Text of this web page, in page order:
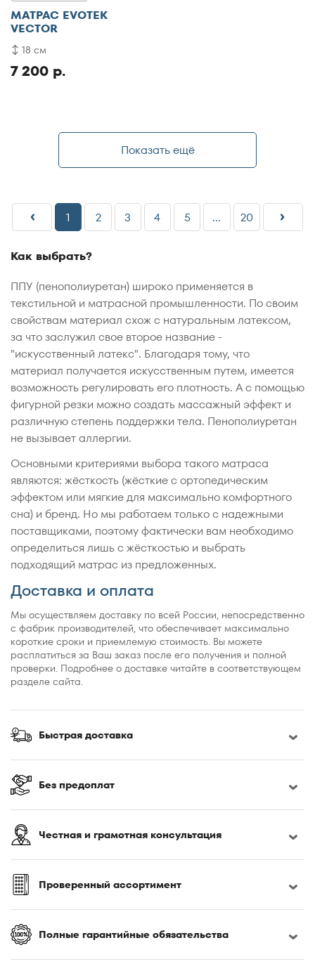
МАТРАС EVOTEK
VECTOR
7 200 р.
18 см
Показать ещё
1 2 3 4 5 ... 20
Как выбрать?
ППУ (пенополиуретан) широко применяется в
текстильной и матрасной промышленности. По своим
свойствам материал схож с натуральным латексом,
за что заслужил свое второе название -
"искусственный латекс". Благодаря тому, что
материал получается искусственным путем, имеется
возможность регулировать его плотность. А с помощью
фигурной резки можно создать массажный эффект и
различную степень поддержки тела. Пенополиуретан
не вызывает аллергии.
Основными критериями выбора такого матраса
являются: жёсткость (жёсткие с ортопедическим
эффектом или мягкие для максимально комфортного
сна) и бренд. Но мы работаем только с надежными
поставщиками, поэтому фактически вам необходимо
определиться лишь с жёсткостью и выбрать
подходящий матрас из предложенных.
Доставка и оплата
Мы осуществляем доставку по всей России, непосредственно
с фабрик производителей, что обеспечивает максимально
короткие сроки и приемлемую стоимость. Вы можете
расплатиться за Ваш заказ после его получения и полной
проверки. Подробнее о доставке читайте в соответствующем
разделе сайта.
Быстрая доставка
Без предоплат
Честная и грамотная консультация
Проверенный ассортимент
Полные гарантийные обязательства